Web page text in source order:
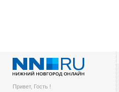
Привет, Гость !